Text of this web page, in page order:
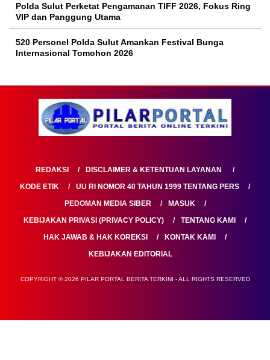
Polda Sulut Perketat Pengamanan TIFF 2026, Fokus Ring
VIP dan Panggung Utama
520 Personel Polda Sulut Amankan Festival Bunga
Internasional Tomohon 2026
REDAKSI
DISCLAIMER & KETENTUAN LAYANAN
KODE ETIK
UU RI NOMOR 40 TAHUN 1999 TENTANG PERS
PEDOMAN MEDIA SIBER
MASUK
KEBIJAKAN PRIVASI (PRIVACY POLICY)
TENTANG KAMI
HAK JAWAB & HAK KOREKSI
KONTAK KAMI
KEBIJAKAN EDITORIAL
COPYRIGHT © 2026 PILAR PORTAL BERITA TERKINI - ALL RIGHTS RESERVED